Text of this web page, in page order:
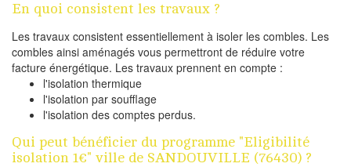
En quoi consistent les travaux ?
Les travaux consistent essentiellement à isoler les combles. Les
combles ainsi aménagés vous permettront de réduire votre
facture énergétique. Les travaux prennent en compte :
l'isolation thermique
l'isolation par soufflage
l'isolation des comptes perdus.
Qui peut bénéficier du programme "Eligibilité
isolation 1€" ville de SANDOUVILLE (76430) ?